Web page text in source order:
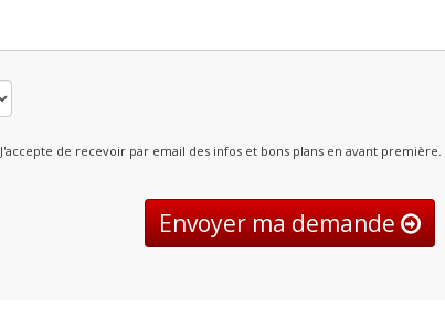
J'accepte de recevoir par email des infos et bons plans en avant première.
Envoyer ma demande